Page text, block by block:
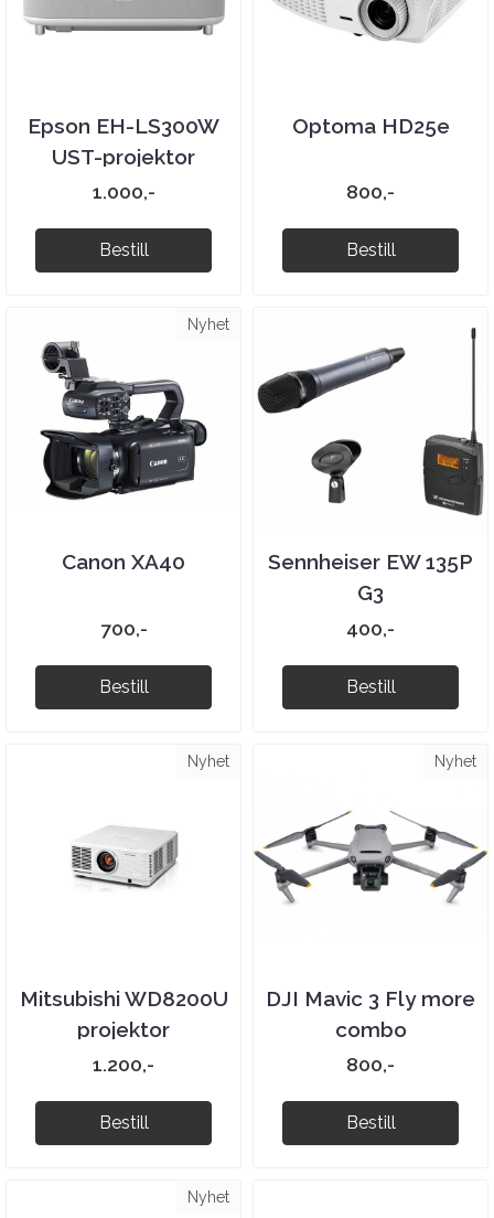
Epson EH-LS300W
UST-projektor
1.000,-
Bestill
Optoma HD25e
800,-
Bestill
Nyhet
Canon XA40
700,-
Bestill
Sennheiser EW 135P
G3
400,-
Bestill
Nyhet
Mitsubishi WD8200U
projektor
1.200,-
Bestill
Nyhet
DJI Mavic 3 Fly more
combo
800,-
Bestill
Nyhet